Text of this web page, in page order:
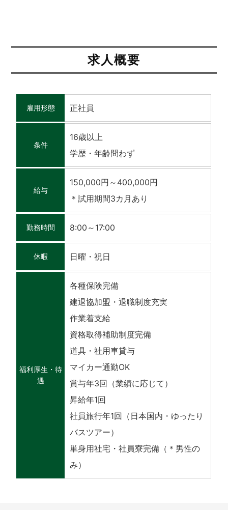
求人概要
雇用形態 正社員
条件
16歳以上
学歴・年齢問わず
給与
150,000円～400,000円
＊試用期間3カ月あり
勤務時間 8:00～17:00
休暇 日曜・祝日
福利厚生・待
遇
各種保険完備
建退協加盟・退職制度充実
作業着支給
資格取得補助制度完備
道具・社用車貸与
マイカー通勤OK
賞与年3回（業績に応じて）
昇給年1回
社員旅行年1回（日本国内・ゆったり
バスツアー）
単身用社宅・社員寮完備（＊男性の
み）